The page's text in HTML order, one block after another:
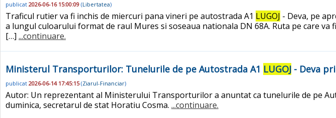
publicat 2026-06-16 15:00:09 (Libertatea)
Traficul rutier va fi inchis de miercuri pana vineri pe autostrada A1 LUGOJ - Deva, pe
a lungul culoarului format de raul Mures si soseaua nationala DN 68A. Ruta pe care
[…] ...continuare.
Ministerul Transporturilor: Tunelurile de pe Autostrada A1 LUGOJ - Deva
publicat 2026-06-14 17:45:15(Ziarul-Financiar)
Autor: Un reprezentant al Ministerului Transporturilor a anuntat ca tunelurile de pe
duminica, secretarul de stat Horatiu Cosma. ...continuare.